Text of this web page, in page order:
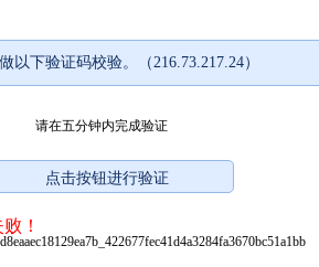
以下验证码校验。（216.73.217.24）
请在五分钟内完成验证
！